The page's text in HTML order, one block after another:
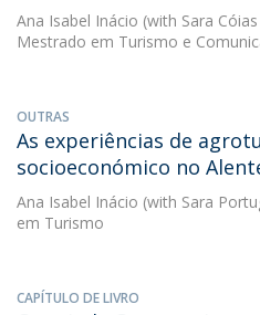
Ana Isabel Inácio (with Sara
Mestrado em Turismo e
OUTRAS
As experiências de
socioeconómico no
Ana Isabel Inácio (with Sara
em Turismo
CAPÍTULO DE LIVRO